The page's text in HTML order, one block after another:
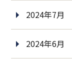
2024年7月
2024年6月